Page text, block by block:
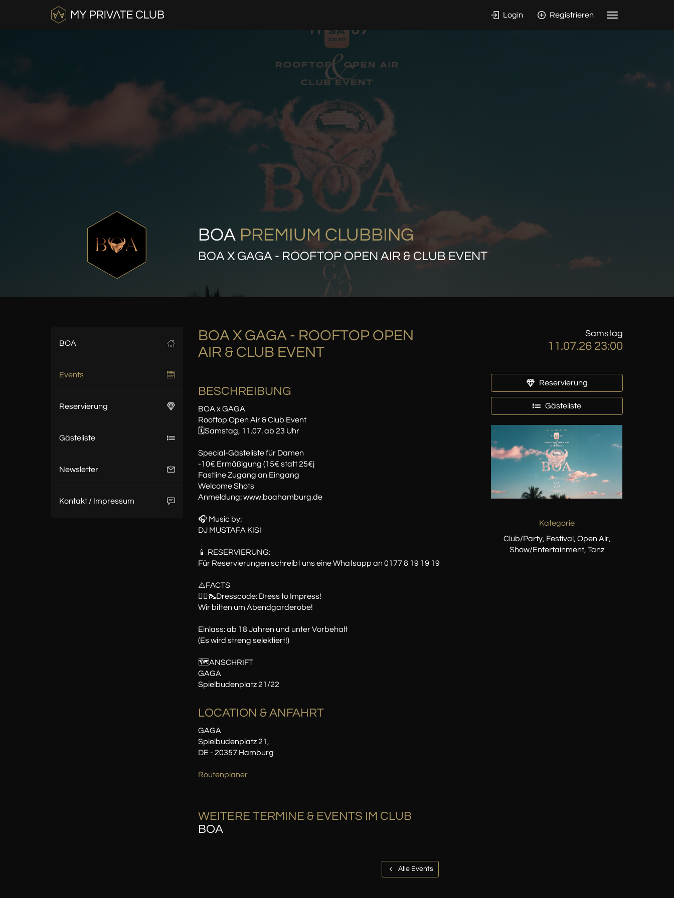
Login Registrieren
Toggle
BOA PREMIUM CLUBBING
BOA X GAGA - ROOFTOP OPEN AIR & CLUB EVENT
BOA
Events
Reservierung
Gästeliste
Newsletter
Kontakt / Impressum
BOA X GAGA - ROOFTOP OPEN
AIR & CLUB EVENT
Samstag
11.07.26 23:00
Reservierung
Gästeliste
Kategorie
Club/Party, Festival, Open Air,
Show/Entertainment, Tanz
BESCHREIBUNG
BOA x GAGA
Rooftop Open Air & Club Event
🗓️Samstag, 11.07. ab 23 Uhr
Special-Gästeliste für Damen
-10€ Ermäßigung (15€ statt 25€j
Fastline Zugang an Eingang
Welcome Shots
Anmeldung: www.boahamburg.de
🎧 Music by:
DJ MUSTAFA KISI
📱 RESERVIERUNG:
Für Reservierungen schreibt uns eine Whatsapp an 0177 8 19 19 19
⚠️FACTS
🤵‍♂️👠Dresscode: Dress to Impress!
Wir bitten um Abendgarderobe!
Einlass: ab 18 Jahren und unter Vorbehalt
(Es wird streng selektiert!)
🗺️ANSCHRIFT
GAGA
Spielbudenplatz 21/22
LOCATION & ANFAHRT
GAGA
Spielbudenplatz 21,
DE - 20357 Hamburg
Routenplaner
WEITERE TERMINE & EVENTS IM CLUB
BOA
Alle Events